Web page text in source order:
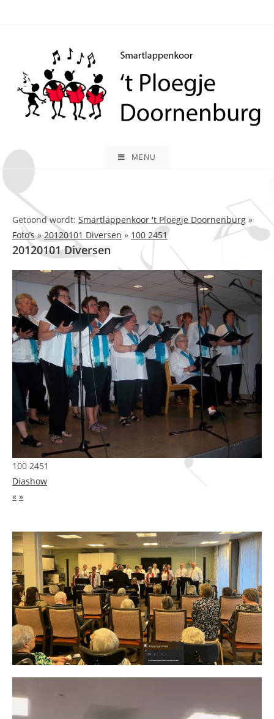
MENU
Getoond wordt: Smartlappenkoor 't Ploegje Doornenburg »
Foto’s » 20120101 Diversen » 100 2451
20120101 Diversen
100 2451
Diashow
« »